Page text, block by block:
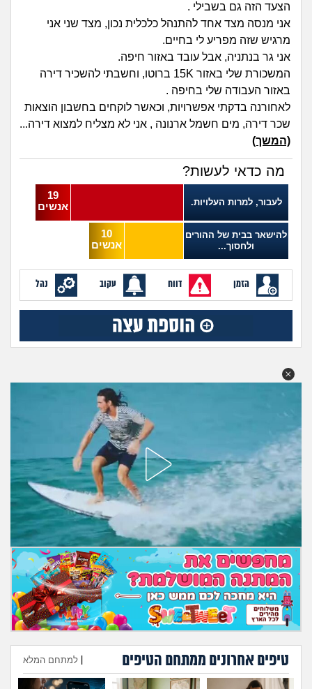
בית, שכנים ושותפים
מה שעובר עליי
פיננסי וכלכלה
יוקר המחיה
גאווה
הצעד הזה גם בשבילי .
אני מנסה מצד אחד להתנהל כלכלית נכון, מצד שני אני
מרגיש שזה מפריע לי בחיים.
אני גר בנתניה, אבל עובד באזור חיפה.
המשכורת שלי באזור 15K ברוטו, וחשבתי להשכיר דירה
באזור העבודה שלי בחיפה .
לאחורנה בדקתי אפשרויות, וכאשר לוקחים בחשבון הוצאות
שכר דירה, מים חשמל ארנונה , אני לא מצליח למצוא דירה...
(המשך)
מה כדאי לעשות?
לעבור, למרות העלויות.
19
אנשים
להישאר בבית של ההורים
ולחסוך...
10
אנשים
הזמן דווח עקוב נהל
טיפים אחרונים ממתחם הטיפים למתחם המלא
הוספת טיפ